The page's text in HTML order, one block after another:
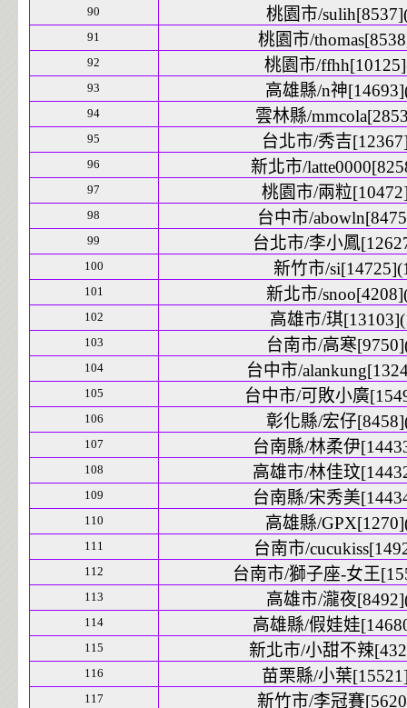
90 桃園市/
91 桃園市/
92 桃園市/
93 高雄縣/n神
94 雲林縣/
95 台北市/秀吉
96 新北市/
97 桃園市/兩粒
98 台中市/
99 台北市/李小鳳
100 新竹市/
101 新北市/
102 高雄市/琪
103 台南市/高寒
104 台中市/
105 台中市/可敗小廣
106 彰化縣/宏仔
107 台南縣/林柔伊
108 高雄市/林佳玟
109 台南縣/宋秀美
110 高雄縣/
111 台南市/
112 台南市/獅子座-女王
113 高雄市/瀧夜
114 高雄縣/假娃娃
115 新北市/小甜不辣
116 苗栗縣/小葉
117 新竹市/李冠賽